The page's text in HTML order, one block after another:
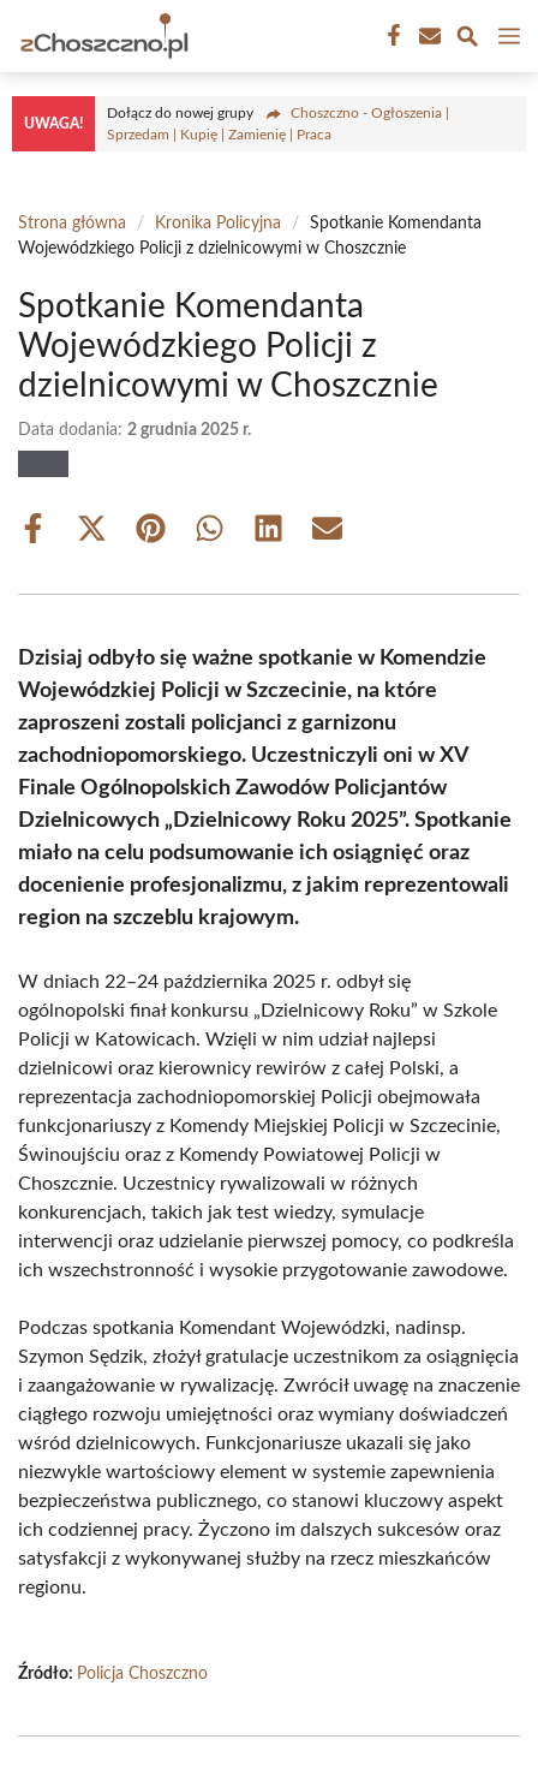
treści
UWAGA!
Dołącz do nowej grupy
Choszczno - Ogłoszenia |
Sprzedam | Kupię | Zamienię | Praca
Strona główna / Kronika Policyjna /
Spotkanie Komendanta
Wojewódzkiego Policji z dzielnicowymi w Choszcznie
Spotkanie Komendanta
Wojewódzkiego Policji z
dzielnicowymi w Choszcznie
Data dodania: 2 grudnia 2025 r.
Share
Share
(Twitter)
Share Share Share Share
Dzisiaj odbyło się ważne spotkanie w Komendzie
Wojewódzkiej Policji w Szczecinie, na które
zaproszeni zostali policjanci z garnizonu
zachodniopomorskiego. Uczestniczyli oni w XV
Finale Ogólnopolskich Zawodów Policjantów
Dzielnicowych „Dzielnicowy Roku 2025”. Spotkanie
miało na celu podsumowanie ich osiągnięć oraz
docenienie profesjonalizmu, z jakim reprezentowali
region na szczeblu krajowym.
W dniach 22–24 października 2025 r. odbył się
ogólnopolski finał konkursu „Dzielnicowy Roku” w Szkole
Policji w Katowicach. Wzięli w nim udział najlepsi
dzielnicowi oraz kierownicy rewirów z całej Polski, a
reprezentacja zachodniopomorskiej Policji obejmowała
funkcjonariuszy z Komendy Miejskiej Policji w Szczecinie,
Świnoujściu oraz z Komendy Powiatowej Policji w
Choszcznie. Uczestnicy rywalizowali w różnych
konkurencjach, takich jak test wiedzy, symulacje
interwencji oraz udzielanie pierwszej pomocy, co podkreśla
ich wszechstronność i wysokie przygotowanie zawodowe.
Podczas spotkania Komendant Wojewódzki, nadinsp.
Szymon Sędzik, złożył gratulacje uczestnikom za osiągnięcia
i zaangażowanie w rywalizację. Zwrócił uwagę na znaczenie
ciągłego rozwoju umiejętności oraz wymiany doświadczeń
wśród dzielnicowych. Funkcjonariusze ukazali się jako
niezwykle wartościowy element w systemie zapewnienia
bezpieczeństwa publicznego, co stanowi kluczowy aspekt
ich codziennej pracy. Życzono im dalszych sukcesów oraz
satysfakcji z wykonywanej służby na rzecz mieszkańców
regionu.
Źródło: Policja Choszczno